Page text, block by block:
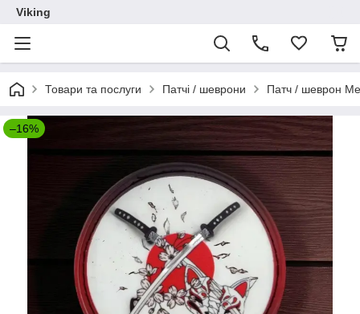
Viking
Товари та послуги Патчі / шеврони Патч / шеврон
–16%